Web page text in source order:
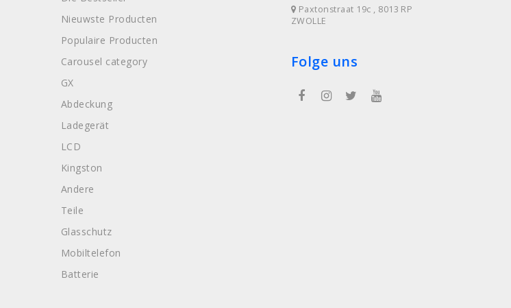
Nieuwste Producten
Populaire Producten
Carousel category
GX
Abdeckung
Ladegerät
LCD
Kingston
Andere
Teile
Glasschutz
Mobiltelefon
Batterie
Paxtonstraat 19c , 8013 RP
ZWOLLE
Folge uns